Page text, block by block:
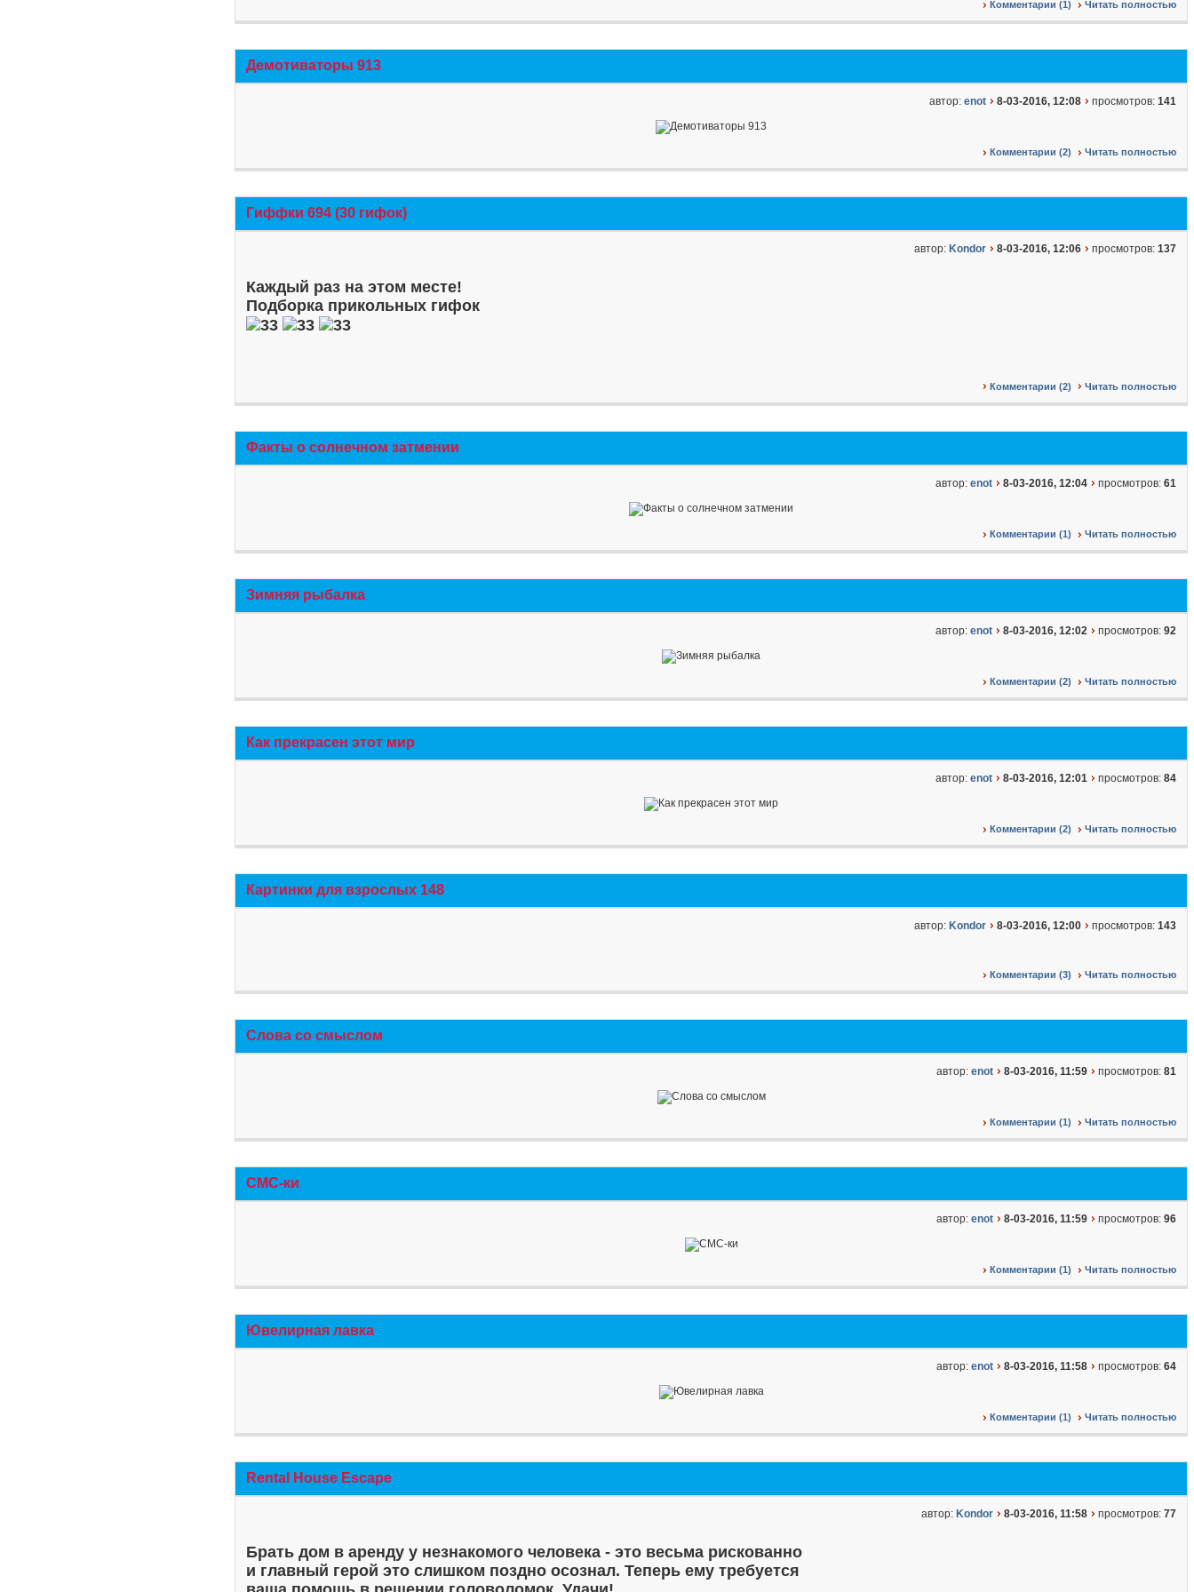
Комментарии (1) Читать полностью
Демотиваторы 913
автор: enot 8-03-2016, 12:08 просмотров: 141
Комментарии (2) Читать полностью
Гиффки 694 (30 гифок)
автор: Kondor 8-03-2016, 12:06 просмотров: 137
Каждый раз на этом месте!
Подборка прикольных гифок
Комментарии (2) Читать полностью
Факты о солнечном затмении
автор: enot 8-03-2016, 12:04 просмотров: 61
Комментарии (1) Читать полностью
Зимняя рыбалка
автор: enot 8-03-2016, 12:02 просмотров: 92
Комментарии (2) Читать полностью
Как прекрасен этот мир
автор: enot 8-03-2016, 12:01 просмотров: 84
Комментарии (2) Читать полностью
Картинки для взрослых 148
автор: Kondor 8-03-2016, 12:00 просмотров: 143
Комментарии (3) Читать полностью
Слова со смыслом
автор: enot 8-03-2016, 11:59 просмотров: 81
Комментарии (1) Читать полностью
СМС-ки
автор: enot 8-03-2016, 11:59 просмотров: 96
Комментарии (1) Читать полностью
Ювелирная лавка
автор: enot 8-03-2016, 11:58 просмотров: 64
Комментарии (1) Читать полностью
Rental House Escape
автор: Kondor 8-03-2016, 11:58 просмотров: 77
Брать дом в аренду у незнакомого человека - это весьма рискованно
и главный герой это слишком поздно осознал. Теперь ему требуется